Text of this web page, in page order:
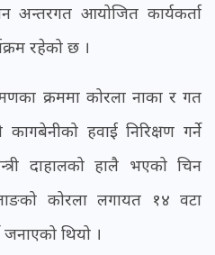
अन्तरगत आयोजित कार्यकर्ता
रहेको छ ।
क्रममा कोरला नाका र गत
हवाई निरिक्षण गर्ने
दाहालको हालै भएको चिन
कोरला लगायत १४ वटा
जनाएको थियो ।